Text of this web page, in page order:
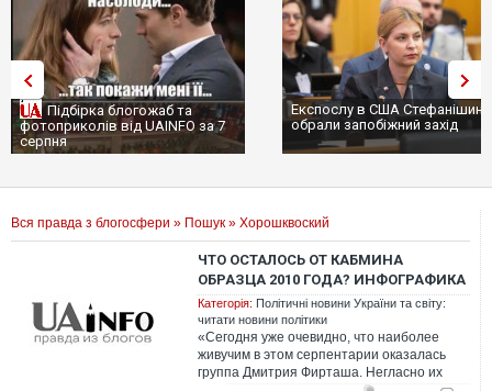
Підбірка блогожаб та
фотоприколів від UAINFO за 7
серпня
Експослу в США
обрали запобіжний захід
Вся правда з блогосфери » Пошук » Хорошквоский
ЧТО ОСТАЛОСЬ ОТ КАБМИНА
ОБРАЗЦА 2010 ГОДА? ИНФОГРАФИКА
Категорія: Політичні новини України та світу:
читати новини політики
«Сегодня уже очевидно, что наиболее
живучим в этом серпентарии оказалась
группа Дмитрия Фирташа. Негласно их